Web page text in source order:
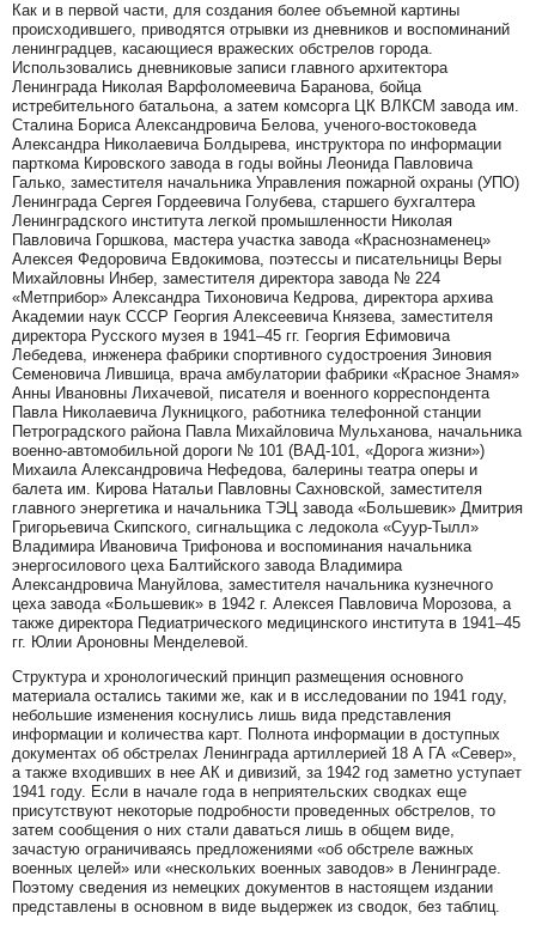
Как и в первой части, для создания более объемной картины
происходившего, приводятся отрывки из дневников и воспоминаний
ленинградцев, касающиеся вражеских обстрелов города.
Использовались дневниковые записи главного архитектора
Ленинграда Николая Варфоломеевича Баранова, бойца
истребительного батальона, а затем комсорга ЦК ВЛКСМ завода им.
Сталина Бориса Александровича Белова, ученого-востоковеда
Александра Николаевича Болдырева, инструктора по информации
парткома Кировского завода в годы войны Леонида Павловича
Галько, заместителя начальника Управления пожарной охраны (УПО)
Ленинграда Сергея Гордеевича Голубева, старшего бухгалтера
Ленинградского института легкой промышленности Николая
Павловича Горшкова, мастера участка завода «Краснознаменец»
Алексея Федоровича Евдокимова, поэтессы и писательницы Веры
Михайловны Инбер, заместителя директора завода № 224
«Метприбор» Александра Тихоновича Кедрова, директора архива
Академии наук СССР Георгия Алексеевича Князева, заместителя
директора Русского музея в 1941–45 гг. Георгия Ефимовича
Лебедева, инженера фабрики спортивного судостроения Зиновия
Семеновича Лившица, врача амбулатории фабрики «Красное Знамя»
Анны Ивановны Лихачевой, писателя и военного корреспондента
Павла Николаевича Лукницкого, работника телефонной станции
Петроградского района Павла Михайловича Мульханова, начальника
военно-автомобильной дороги № 101 (ВАД-101, «Дорога жизни»)
Михаила Александровича Нефедова, балерины театра оперы и
балета им. Кирова Натальи Павловны Сахновской, заместителя
главного энергетика и начальника ТЭЦ завода «Большевик» Дмитрия
Григорьевича Скипского, сигнальщика с ледокола «Суур-Тылл»
Владимира Ивановича Трифонова и воспоминания начальника
энергосилового цеха Балтийского завода Владимира
Александровича Мануйлова, заместителя начальника кузнечного
цеха завода «Большевик» в 1942 г. Алексея Павловича Морозова, а
также директора Педиатрического медицинского института в 1941–45
гг. Юлии Ароновны Менделевой.
Структура и хронологический принцип размещения основного
материала остались такими же, как и в исследовании по 1941 году,
небольшие изменения коснулись лишь вида представления
информации и количества карт. Полнота информации в доступных
документах об обстрелах Ленинграда артиллерией 18 А ГА «Север»,
а также входивших в нее АК и дивизий, за 1942 год заметно уступает
1941 году. Если в начале года в неприятельских сводках еще
присутствуют некоторые подробности проведенных обстрелов, то
затем сообщения о них стали даваться лишь в общем виде,
зачастую ограничиваясь предложениями «об обстреле важных
военных целей» или «нескольких военных заводов» в Ленинграде.
Поэтому сведения из немецких документов в настоящем издании
представлены в основном в виде выдержек из сводок, без таблиц.